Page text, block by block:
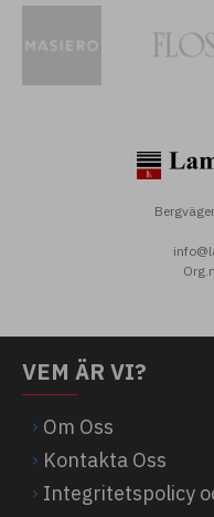
VEM ÄR VI?
Om Oss
Kontakta Oss
Integritetspolicy